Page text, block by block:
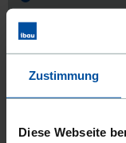
Zustimmung
Diese Webseite
Neubau Büro-
Leistungsort: